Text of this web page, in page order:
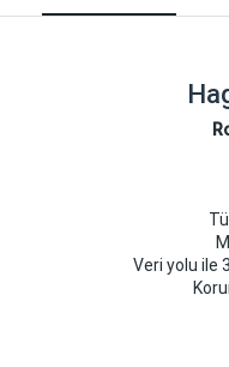
Veri yolu ile